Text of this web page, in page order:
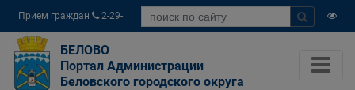
Прием граждан
2-29-
04
БЕЛОВО
Портал Администрации
Беловского городского округа